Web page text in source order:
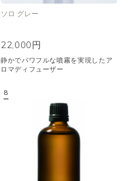
ソロ グレー
22,000円
静かでパワフルな噴霧を実現したア
ロマディフューザー